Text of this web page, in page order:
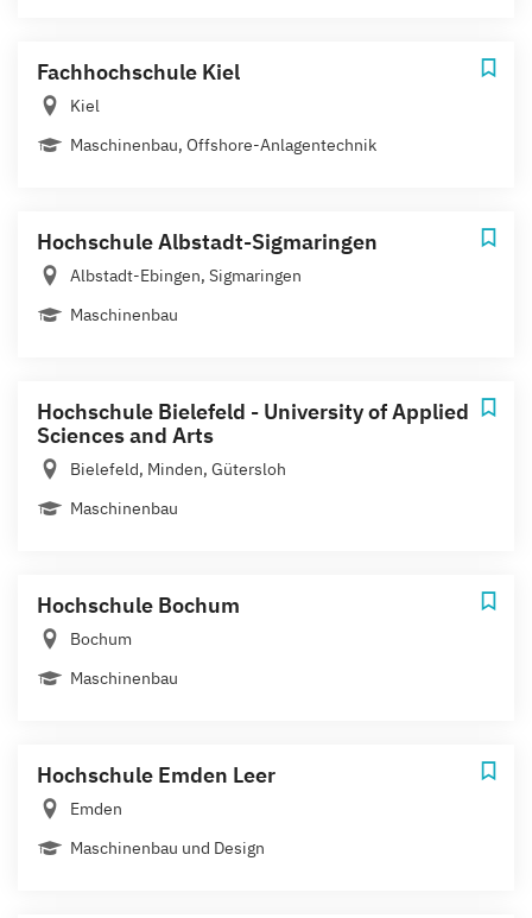
Fachhochschule Kiel
Kiel
Maschinenbau, Offshore-Anlagentechnik
Hochschule Albstadt-Sigmaringen
Albstadt-Ebingen, Sigmaringen
Maschinenbau
Hochschule Bielefeld - University of Applied
Sciences and Arts
Bielefeld, Minden, Gütersloh
Maschinenbau
Hochschule Bochum
Bochum
Maschinenbau
Hochschule Emden Leer
Emden
Maschinenbau und Design